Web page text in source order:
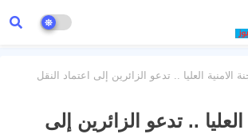
الامنية العليا .. تدعو الزائرين إلى اعتماد النقل
العليا .. تدعو الزائرين إلى